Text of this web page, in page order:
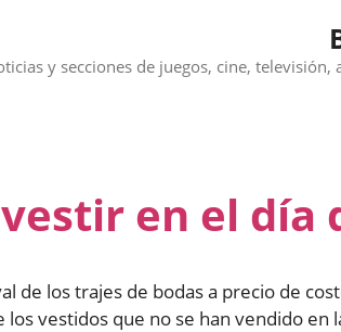
y secciones de juegos, cine,
en el día
de los trajes de bodas a precio de
los vestidos que no se han vendido en